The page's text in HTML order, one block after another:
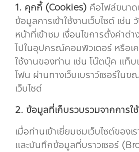
1. คุกกี้ (Cookies) คือไฟล์ขนาด
ข้อมูลการเข้าใช้งานเว็บไซต์ เช่น
หน้าที่เข้าชม เงื่อนไขการตั้งค่าต่
ไปในอุปกรณ์คอมพิวเตอร์ หรือเ
ใช้งานของท่าน เช่น โน๊ตบุ๊ค แท็
โฟน ผ่านทางเว็บเบราว์เซอร์ในข
เว็บไซต์
2. ข้อมูลที่เก็บรวบรวมจากการใ
เมื่อท่านเข้าเยี่ยมชมเว็บไซต์ของเ
และบันทึกข้อมูลที่บราวเซอร์